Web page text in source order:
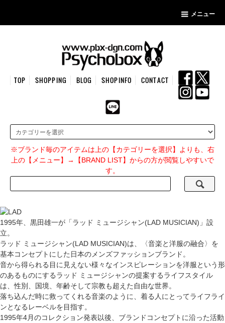
メニュー
TOP SHOPPING BLOG SHOPINFO CONTACT
※ブランド毎のアイテムは上の【カテゴリーを選択】よりも、右
上の【メニュー】→【BRAND LIST】からの方が閲覧しやすいで
す。
1995年、黒田雄一が「ラッド ミュージシャン(LAD MUSICIAN)」設
立。
ラッド ミュージシャン(LAD MUSICIAN)は、〈音楽と洋服の融合〉を
基本コンセプトにした日本のメンズファッションブランド。
音から得られる目に見えない様々なインスピレーションを洋服という形
のあるものにするラッド ミュージシャンの提案するライフスタイル
は、性別、国境、年齢そして宗教も超えた自由な世界。
落ち込んだ時に救ってくれる音楽のように、着る人にとってライフライ
ンとなるレーベルを目指す。
1995年4月のコレクション発表以後、ブランドコンセプトに沿った活動